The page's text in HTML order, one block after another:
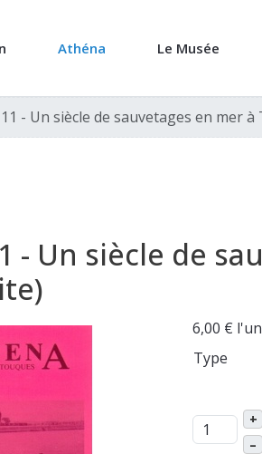
Athéna Le Musée
- Un siècle de sauvetages en mer
- Un siècle de
6,00 €
Type
+
–